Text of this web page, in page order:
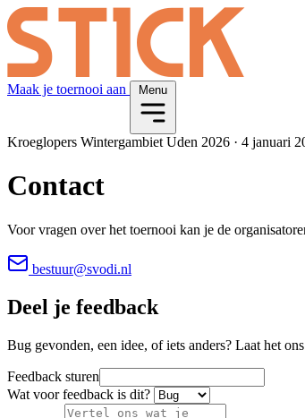
Maak je toernooi aan Menu
Kroeglopers Wintergambiet Uden 2026 · 4 januari
Contact
Voor vragen over het toernooi kan je de
bestuur@svodi.nl
Deel je feedback
Bug gevonden, een idee, of iets anders? Laat het
Feedback sturen
Wat voor feedback is dit?